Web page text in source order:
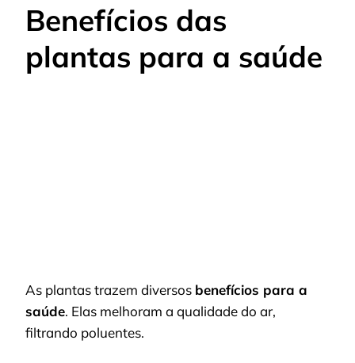
Benefícios das
plantas para a saúde
As plantas trazem diversos benefícios para a
saúde. Elas melhoram a qualidade do ar,
filtrando poluentes.